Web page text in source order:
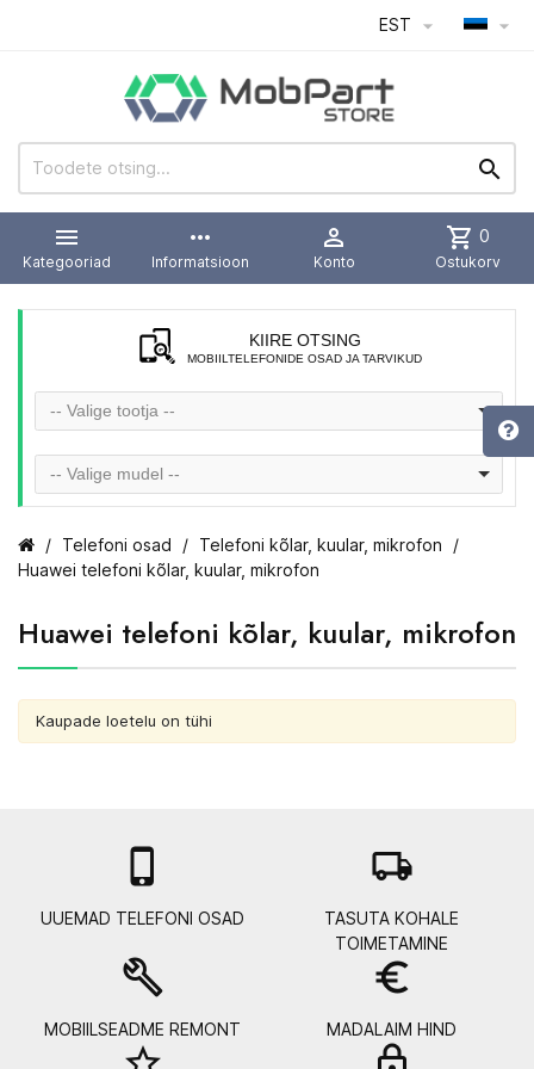
EST  


Kategooriad
more_horiz
Informatsioon

Konto
shopping_cart 0
Ostukorv
KIIRE OTSING
MOBIILTELEFONIDE OSAD JA TARVIKUD
-- Valige tootja --
-- Valige mudel --
Telefoni osad
Telefoni kõlar, kuular, mikrofon
Huawei telefoni kõlar, kuular, mikrofon
Huawei telefoni kõlar, kuular, mikrofon
Kaupade loetelu on tühi

UUEMAD TELEFONI OSAD
local_shipping
TASUTA KOHALE
TOIMETAMINE
build
MOBIILSEADME REMONT
euro_symbol
MADALAIM HIND